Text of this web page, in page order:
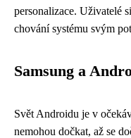
personalizace. Uživatelé
chování systému svým
Samsung a
Svět Androidu je v
nemohou dočkat, až se